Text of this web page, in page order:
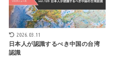
2026.03.11
日本人が認識するべき中国の台湾
認識